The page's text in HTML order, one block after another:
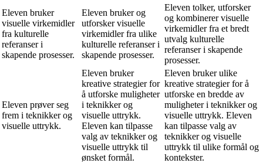
Eleven bruker
visuelle virkemidler
fra kulturelle
referanser i
skapende prosesser.
Eleven bruker og
utforsker visuelle
virkemidler fra ulike
kulturelle referanser i
skapende prosesser.
Eleven tolker, utforsker
og kombinerer visuelle
virkemidler fra et bredt
utvalg kulturelle
referanser i skapende
prosesser.
Eleven prøver seg
frem i teknikker og
visuelle uttrykk.
Eleven bruker
kreative strategier for
å utforske muligheter
i teknikker og
visuelle uttrykk.
Eleven kan tilpasse
valg av teknikker og
visuelle uttrykk til
ønsket formål.
Eleven bruker ulike
kreative strategier for å
utforske en bredde av
muligheter i teknikker og
visuelle uttrykk. Eleven
kan tilpasse valg av
teknikker og visuelle
uttrykk til ulike formål og
kontekster.